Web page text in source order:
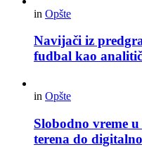
in Opšte
Navijači iz
fudbal kao
in Opšte
Slobodno vreme
terena do